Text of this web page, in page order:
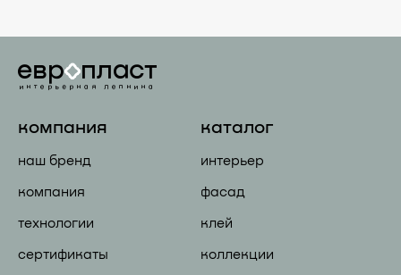
компания
наш бренд
компания
технологии
сертификаты
каталог
интерьер
фасад
клей
коллекции